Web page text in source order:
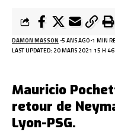
LAST UPDATED: 20 MARS 2021 15 H
DAMON MASSON 5 ANS AGO 1 MIN
Mauricio
retour de
Lyon-PSG.